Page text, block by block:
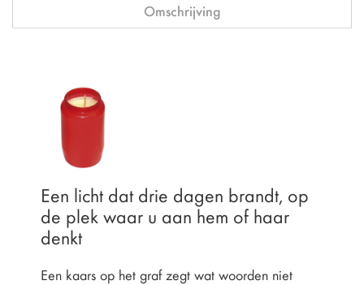
Omschrijving
Een licht dat drie dagen brandt, op
de plek waar u aan hem of haar
denkt
Een kaars op het graf zegt wat woorden niet